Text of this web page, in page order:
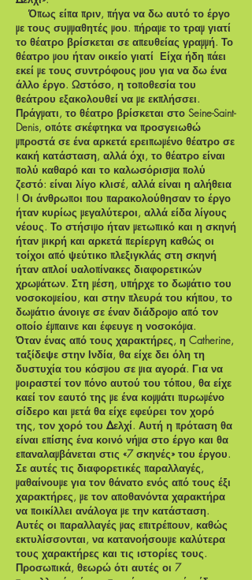
Όπως είπα πριν, πήγα να δω αυτό το έργο
με τους συμμαθητές μου. πήραμε το τραμ γιατί
το θέατρο βρίσκεται σε απευθείας γραμμή. Το
θέατρο μου ήταν οικείο γιατί Είχα ήδη πάει
εκεί με τους συντρόφους μου για να δω ένα
άλλο έργο. Ωστόσο, η τοποθεσία του
θεάτρου εξακολουθεί να με εκπλήσσει.
Πράγματι, το θέατρο βρίσκεται στο Seine-Saint-
Denis, οπότε σκέφτηκα να προσγειωθώ
μπροστά σε ένα αρκετά ερειπωμένο θέατρο σε
κακή κατάσταση, αλλά όχι, το θέατρο είναι
πολύ καθαρό και το καλωσόρισμα πολύ
ζεστό: είναι λίγο κλισέ, αλλά είναι η αλήθεια
! Οι άνθρωποι που παρακολούθησαν το έργο
ήταν κυρίως μεγαλύτεροι, αλλά είδα λίγους
νέους. Το στήσιμο ήταν μετωπικό και η σκηνή
ήταν μικρή και αρκετά περίεργη καθώς οι
τοίχοι από ψεύτικο πλεξιγκλάς στη σκηνή
ήταν απλοί υαλοπίνακες διαφορετικών
χρωμάτων. Στη μέση, υπήρχε το δωμάτιο του
νοσοκομείου, και στην πλευρά του κήπου, το
δωμάτιο άνοιγε σε έναν διάδρομο από τον
οποίο έμπαινε και έφευγε η νοσοκόμα.
Όταν ένας από τους χαρακτήρες, η Catherine,
ταξίδεψε στην Ινδία, θα είχε δει όλη τη
δυστυχία του κόσμου σε μια αγορά. Για να
μοιραστεί τον πόνο αυτού του τόπου, θα είχε
καεί τον εαυτό της με ένα κομμάτι πυρωμένο
σίδερο και μετά θα είχε εφεύρει τον χορό
της, τον χορό του Δελχί. Αυτή η πρόταση θα
είναι επίσης ένα κοινό νήμα στο έργο και θα
επαναλαμβάνεται στις «7 σκηνές» του έργου.
Σε αυτές τις διαφορετικές παραλλαγές,
μαθαίνουμε για τον θάνατο ενός από τους έξι
χαρακτήρες, με τον αποθανόντα χαρακτήρα
να ποικίλλει ανάλογα με την κατάσταση.
Αυτές οι παραλλαγές μας επιτρέπουν, καθώς
εκτυλίσσονται, να κατανοήσουμε καλύτερα
τους χαρακτήρες και τις ιστορίες τους.
Προσωπικά, θεωρώ ότι αυτές οι 7